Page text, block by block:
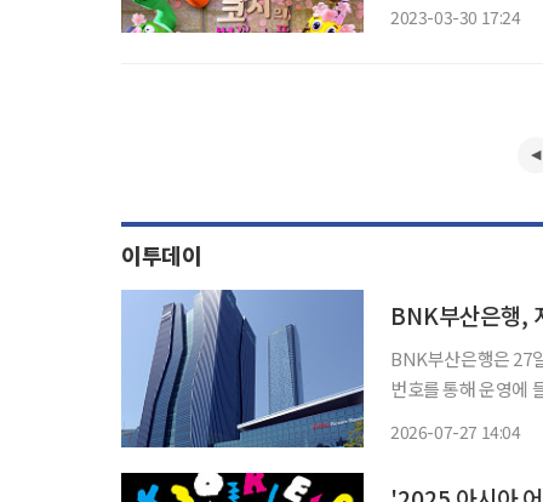
2023-03-30 17:24
이투데이
BNK부산은행,
BNK부산은행은 27
번호를 통해 운영에 들어갔다고 밝혔다. AI보
2026-07-27 14:04